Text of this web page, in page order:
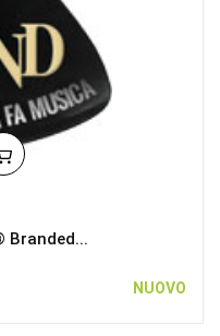
Branded...
NUOVO